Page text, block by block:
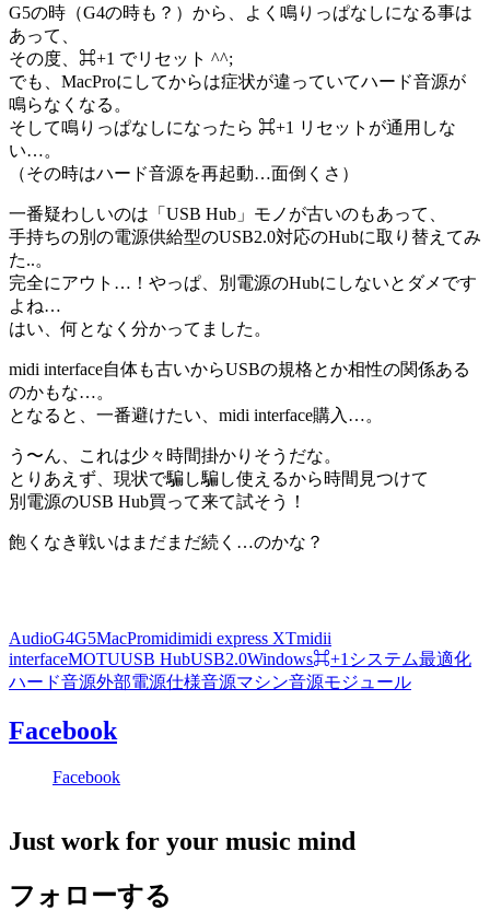
G5の時（G4の時も？）から、よく鳴りっぱなしになる事は
あって、
その度、⌘+1 でリセット ^^;
でも、MacProにしてからは症状が違っていてハード音源が
鳴らなくなる。
そして鳴りっぱなしになったら ⌘+1 リセットが通用しな
い…。
（その時はハード音源を再起動…面倒くさ）
一番疑わしいのは「USB Hub」モノが古いのもあって、
手持ちの別の電源供給型のUSB2.0対応のHubに取り替えてみ
た..。
完全にアウト…！やっぱ、別電源のHubにしないとダメです
よね…
はい、何となく分かってました。
midi interface自体も古いからUSBの規格とか相性の関係ある
のかもな…。
となると、一番避けたい、midi interface購入…。
う〜ん、これは少々時間掛かりそうだな。
とりあえず、現状で騙し騙し使えるから時間見つけて
別電源のUSB Hub買って来て試そう！
飽くなき戦いはまだまだ続く…のかな？
AudioG4G5MacPromidimidi express XTmidii
interfaceMOTUUSB HubUSB2.0Windows⌘+1 システム最適化
ハード音源外部電源仕様音源マシン音源モジュール
Facebook
Facebook
Just work for your music mind
フォローする